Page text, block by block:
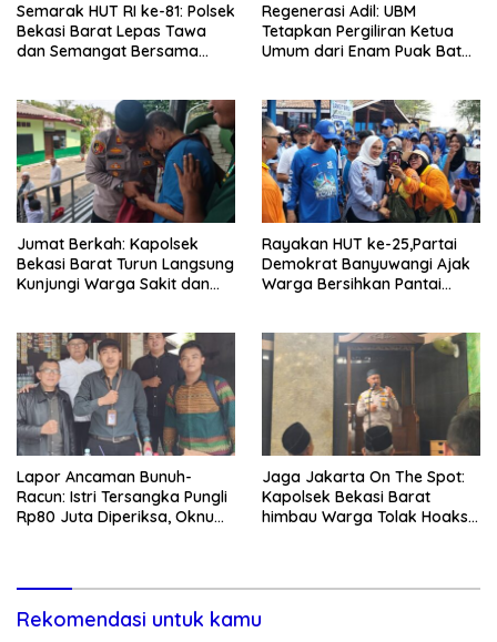
Semarak HUT RI ke-81: Polsek
Bekasi Barat Lepas Tawa
dan Semangat Bersama
Regenerasi Adil: UBM
Tetapkan Pergiliran Ketua
Umum dari Enam Puak Batak
Jumat Berkah: Kapolsek
Bekasi Barat Turun Langsung
Kunjungi Warga Sakit dan
Rayakan HUT ke-25,Partai
Demokrat Banyuwangi Ajak
Warga Bersihkan Pantai
Lapor Ancaman Bunuh-
Racun: Istri Tersangka Pungli
Rp80 Juta Diperiksa, Oknum
Jaga Jakarta On The Spot:
Kapolsek Bekasi Barat
himbau Warga Tolak Hoaks
Rekomendasi untuk kamu